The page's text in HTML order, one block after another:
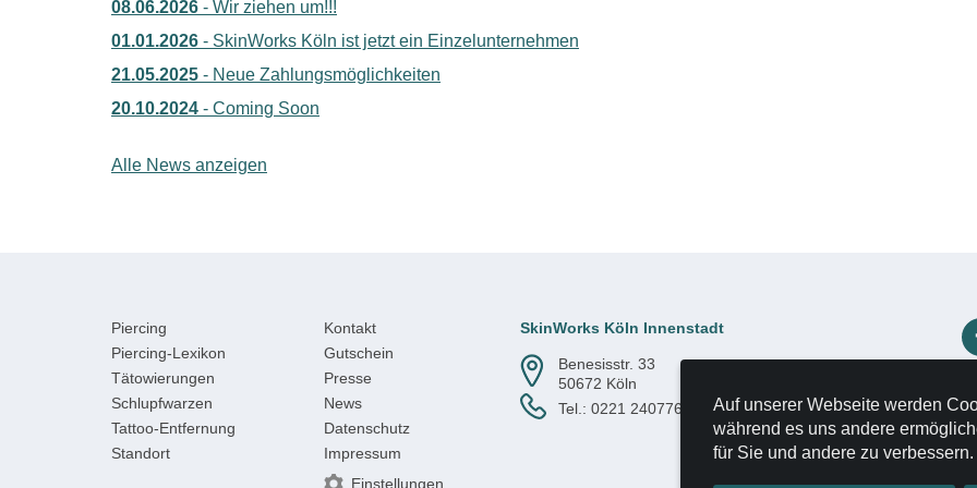
08.06.2026 - Wir ziehen um!!!
01.01.2026 - SkinWorks Köln ist jetzt ein Einzelunternehmen
21.05.2025 - Neue Zahlungsmöglichkeiten
20.10.2024 - Coming Soon
Alle News anzeigen
Piercing
Piercing-Lexikon
Tätowierungen
Schlupfwarzen
Tattoo-Entfernung
Standort
Kontakt
Gutschein
Presse
News
Datenschutz
Impressum
Einstellungen
SkinWorks Köln Innenstadt
Benesisstr. 33
50672 Köln
Tel.: 0221 2407765
Auf unserer Webseite werden
während es uns andere
für Sie und andere zu verbessern.